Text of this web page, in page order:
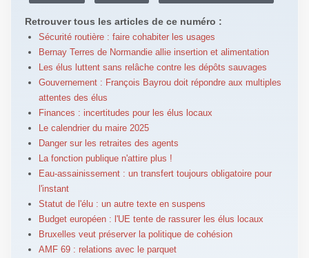
Retrouver tous les articles de ce numéro :
Sécurité routière : faire cohabiter les usages
Bernay Terres de Normandie allie insertion et alimentation
Les élus luttent sans relâche contre les dépôts sauvages
Gouvernement : François Bayrou doit répondre aux multiples
attentes des élus
Finances : incertitudes pour les élus locaux
Le calendrier du maire 2025
Danger sur les retraites des agents
La fonction publique n'attire plus !
Eau-assainissement : un transfert toujours obligatoire pour
l'instant
Statut de l'élu : un autre texte en suspens
Budget européen : l'UE tente de rassurer les élus locaux
Bruxelles veut préserver la politique de cohésion
AMF 69 : relations avec le parquet